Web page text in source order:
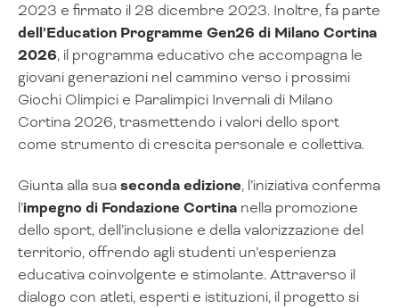
2023 e firmato il 28 dicembre 2023. Inoltre, fa parte
dell’Education Programme Gen26 di Milano Cortina
2026, il programma educativo che accompagna le
giovani generazioni nel cammino verso i prossimi
Giochi Olimpici e Paralimpici Invernali di Milano
Cortina 2026, trasmettendo i valori dello sport
come strumento di crescita personale e collettiva.
Giunta alla suaseconda edizione, l’iniziativa conferma
l’impegno di Fondazione Cortina nella promozione
dello sport, dell’inclusione e della valorizzazione del
territorio, offrendo agli studenti un’esperienza
educativa coinvolgente e stimolante. Attraverso il
dialogo con atleti, esperti e istituzioni, il progetto si